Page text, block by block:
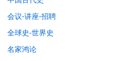
会议-讲座-招聘
全球史-世界史
名家鸿论